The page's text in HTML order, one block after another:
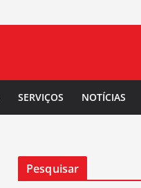
SERVIÇOS NOTÍCIAS
Pesquisar